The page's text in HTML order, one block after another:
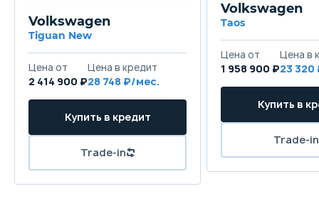
Volkswagen
Tiguan New
Цена от
2 414 900 ₽
Цена в кредит
28 748 ₽/мес.
Купить в кредит
Trade-in
Volkswagen
Taos
Цена от
1 958 900 ₽
Цена в
23
Купить в
Trade-in